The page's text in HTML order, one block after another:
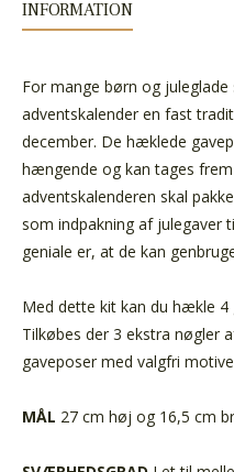
INFORMATION
For mange børn og
adventskalender en fast
december. De hæklede
hængende og kan tages
adventskalenderen skal
som indpakning af julegaver
geniale er, at de kan
Med dette kit kan du hækle
Tilkøbes der 3 ekstra nøgler
gaveposer med valgfri
MÅL 27 cm høj og 16,5 cm